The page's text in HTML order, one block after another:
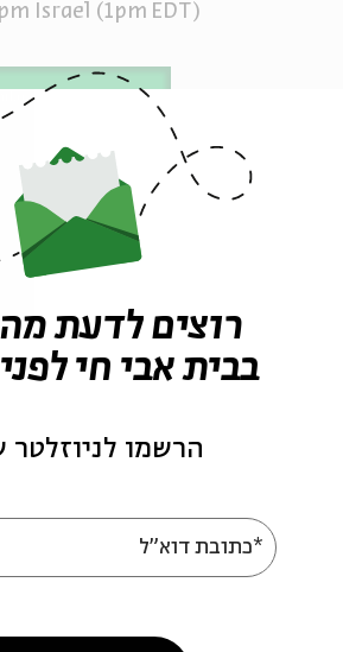
Israel (1pm EDT)
לאירועים דומים
Rabbi Dr. Chaim Brovender
judaism
עוד בבית אבי
רוצים לדעת
בבית אבי חי
הרשמו לניוזלטר
*כתובת דוא"ל